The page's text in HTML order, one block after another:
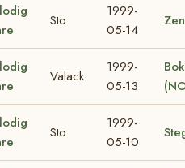
Sto
1999-
05-14
Valack
1999-
05-13
Sto
1999-
05-10